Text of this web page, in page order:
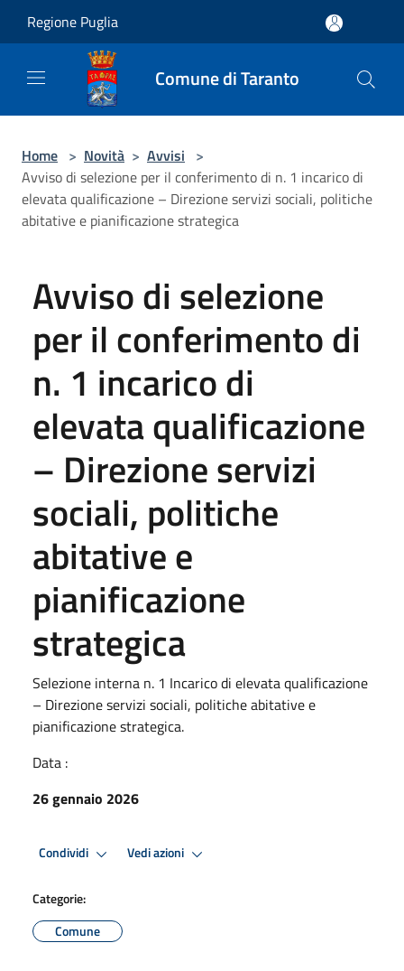
Regione Puglia
Comune di Taranto
Home > Novità > Avvisi >
Avviso di selezione per il conferimento di n. 1 incarico di
elevata qualificazione – Direzione servizi sociali, politiche
abitative e pianificazione strategica
Avviso di selezione
per il conferimento di
n. 1 incarico di
elevata qualificazione
– Direzione servizi
sociali, politiche
abitative e
pianificazione
strategica
Selezione interna n. 1 Incarico di elevata qualificazione
– Direzione servizi sociali, politiche abitative e
pianificazione strategica.
Data :
26 gennaio 2026
Condividi Vedi azioni
Categorie:
Comune